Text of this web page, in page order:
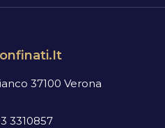
37100 Verona
3310857